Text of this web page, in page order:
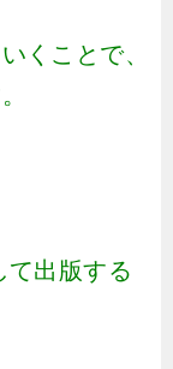
くことで、
出版する